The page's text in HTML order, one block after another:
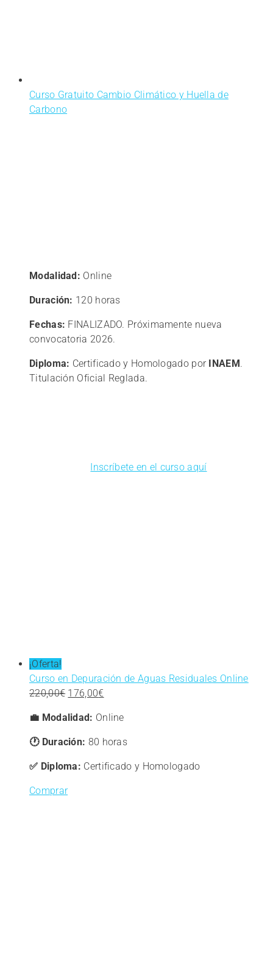
Curso Gratuito Cambio Climático y Huella de
Carbono
Modalidad: Online
Duración: 120 horas
Fechas: FINALIZADO. Próximamente nueva
convocatoria 2026.
Diploma: Certificado y Homologado por INAEM.
Titulación Oficial Reglada.
Inscríbete en el curso aquí
¡Oferta!
Curso en Depuración de Aguas Residuales Online
220,00€ El
original
era:
176,00€
actual
es:
💼 Modalidad: Online
🕐 Duración: 80 horas
✅ Diploma: Certificado y Homologado
Comprar